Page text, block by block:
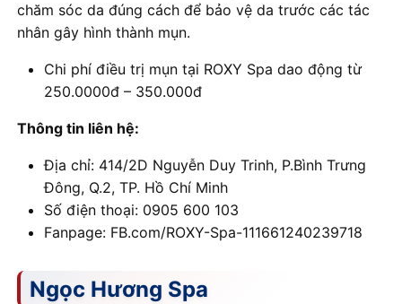
chăm sóc da đúng cách để bảo vệ da trước các tác
nhân gây hình thành mụn.
Chi phí điều trị mụn tại ROXY Spa dao động từ
250.0000đ – 350.000đ
Thông tin liên hệ:
Địa chỉ: 414/2D Nguyễn Duy Trinh, P.Bình Trưng
Đông, Q.2, TP. Hồ Chí Minh
Số điện thoại: 0905 600 103
Fanpage: FB.com/ROXY-Spa-111661240239718
Ngọc Hương Spa